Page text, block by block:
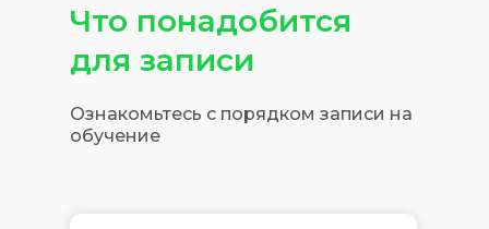
Что понадобится
для записи
Ознакомьтесь с порядком записи на
обучение